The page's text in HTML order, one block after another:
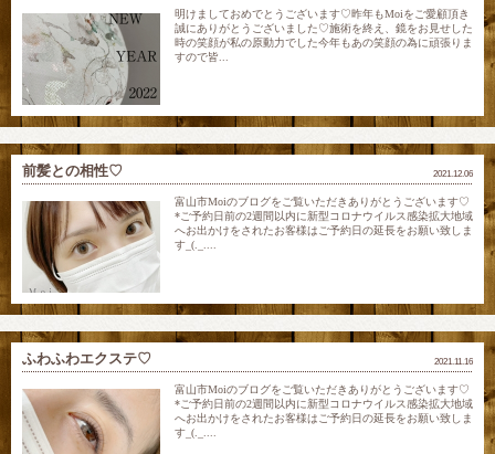
明けましておめでとうございます♡昨年もMoiをご愛顧頂き
誠にありがとうございました♡施術を終え、鏡をお見せした
時の笑顔が私の原動力でした今年もあの笑顔の為に頑張りま
すので皆...
2021.12.06
前髪との相性♡
富山市Moiのブログをご覧いただきありがとうございます♡
*ご予約日前の2週間以内に新型コロナウイルス感染拡大地域
へお出かけをされたお客様はご予約日の延長をお願い致しま
す_(._....
2021.11.16
ふわふわエクステ♡
富山市Moiのブログをご覧いただきありがとうございます♡
*ご予約日前の2週間以内に新型コロナウイルス感染拡大地域
へお出かけをされたお客様はご予約日の延長をお願い致しま
す_(._....